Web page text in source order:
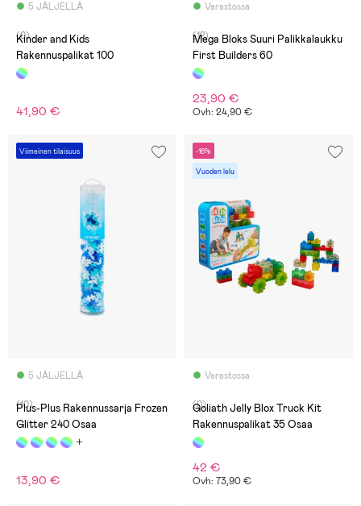
5 JÄLJELLÄ
(0)
Kinder and Kids
Rakennuspalikat 100
41,90 €
Varastossa
(12)
Mega Bloks Suuri Palikkalaukku
First Builders 60
23,90 €
Ovh: 24,90 €
Viimeinen tilaisuus
5 JÄLJELLÄ
(10)
Plus-Plus Rakennussarja Frozen
Glitter 240 Osaa
13,90 €
-16%
Vuoden lelu
Varastossa
(0)
Goliath Jelly Blox Truck Kit
Rakennuspalikat 35 Osaa
42 €
Ovh: 73,90 €